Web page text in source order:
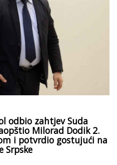
odbio zahtjev Suda
Milorad Dodik 2.
i potvrdio gostujući na
Srpske